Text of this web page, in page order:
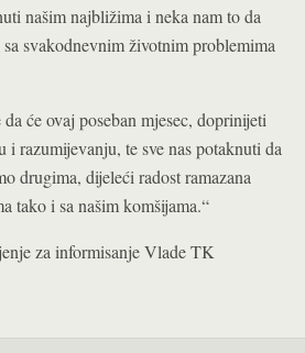
našim najbližima i neka nam to da
svakodnevnim životnim problemima
će ovaj poseban mjesec, doprinijeti
i razumijevanju, te sve nas potaknuti da
drugima, dijeleći radost ramazana
tako i sa našim komšijama.“
za informisanje Vlade TK